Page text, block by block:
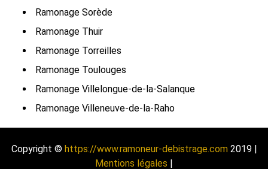
Ramonage Sorède
Ramonage Thuir
Ramonage Torreilles
Ramonage Toulouges
Ramonage Villelongue-de-la-Salanque
Ramonage Villeneuve-de-la-Raho
Copyright © https://www.ramoneur-debistrage.com2019 |
Mentions légales